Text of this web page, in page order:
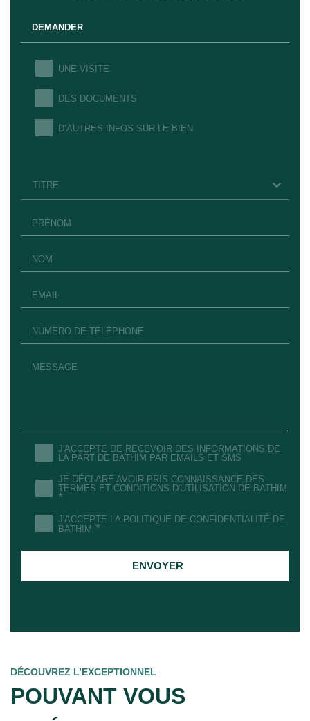
DEMANDER
UNE VISITE
DES DOCUMENTS
D’AUTRES INFOS SUR LE BIEN
TITRE
J'ACCEPTE DE RECEVOIR DES INFORMATIONS DE
LA PART DE BATHIM PAR EMAILS ET SMS
JE DÉCLARE AVOIR PRIS CONNAISSANCE DES
TERMES ET CONDITIONS D'UTILISATION DE BATHIM
*
J'ACCEPTE LA POLITIQUE DE CONFIDENTIALITÉ DE
BATHIM *
ENVOYER
DÉCOUVREZ L’EXCEPTIONNEL
POUVANT VOUS